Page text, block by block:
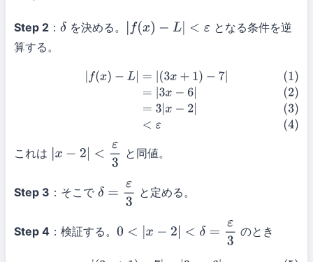
Step 2 ： δを決める。 f(x)− L|<ε
となる条件を逆
算する。
|= |(3x +1 )−7 |(2) =|3x −6 |(3)=3| x
これは x−2| < 3 と同値。
Step 3 ：そこで δ =ε 3 と定める。
Step 4 ：検証する。 0 <|x −2 |< δ= ε3 のとき